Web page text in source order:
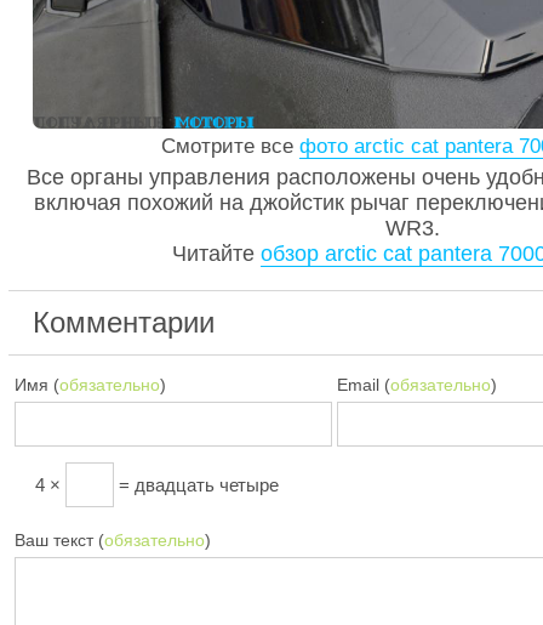
Смотрите все фото arctic cat pantera
Все органы управления расположены очень
включая похожий на джойстик рычаг
WR3.
Читайте обзор arctic cat pantera
Комментарии
Имя (обязательно) Email (обязательно)
4 × = двадцать четыре
Ваш текст (обязательно)